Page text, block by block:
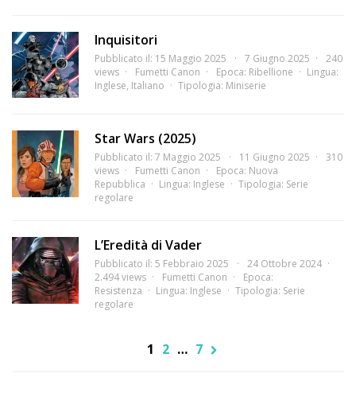
Inquisitori
Pubblicato il: 15 Maggio 2025 7 Giugno 2025
240
views
Fumetti Canon Epoca: Ribellione
Lingua:
Inglese, Italiano Tipologia: Miniserie
Star Wars (2025)
Pubblicato il: 7 Maggio 2025 11 Giugno 2025
310
views
Fumetti Canon Epoca: Nuova
Repubblica
Lingua: Inglese Tipologia: Serie
regolare
L’Eredità di Vader
Pubblicato il: 5 Febbraio 2025
24 Ottobre 2024
2.494 views
Fumetti Canon
Epoca:
Resistenza
Lingua: Inglese Tipologia: Serie
regolare
1 2 … 7